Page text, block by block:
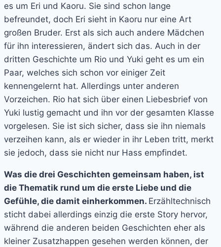
es um Eri und Kaoru. Sie sind schon lange
befreundet, doch Eri sieht in Kaoru nur eine Art
großen Bruder. Erst als sich auch andere Mädchen
für ihn interessieren, ändert sich das. Auch in der
dritten Geschichte um Rio und Yuki geht es um ein
Paar, welches sich schon vor einiger Zeit
kennengelernt hat. Allerdings unter anderen
Vorzeichen. Rio hat sich über einen Liebesbrief von
Yuki lustig gemacht und ihn vor der gesamten Klasse
vorgelesen. Sie ist sich sicher, dass sie ihn niemals
verzeihen kann, als er wieder in ihr Leben tritt, merkt
sie jedoch, dass sie nicht nur Hass empfindet.
Was die drei Geschichten gemeinsam haben, ist
die Thematik rund um die erste Liebe und die
Gefühle, die damit einherkommen. Erzähltechnisch
sticht dabei allerdings einzig die erste Story hervor,
während die anderen beiden Geschichten eher als
kleiner Zusatzhappen gesehen werden können, der